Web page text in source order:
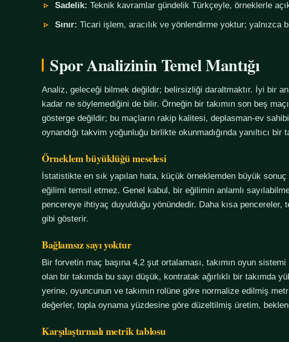
Sadelik: Teknik kavramlar gündelik Türkçeyle, örneklerle
Sınır: Ticari işlem, aracılık ve yönlendirme yoktur; yalnızca
Spor Analizinin Temel Mantığı
Analiz, geleceği bilmek değildir; belirsizliği daraltmaktır. İyi bir
kadar ne söylemediğini de bilir. Örneğin bir takımın son beş
gösterge değildir; bu maçların rakip kalitesi, deplasman-ev sahibi
oynandığı takvim yoğunluğu birlikte okunmadığında yanıltıcı bir
Örneklem büyüklüğü meselesi
İstatistikte en sık yapılan hata, küçük örneklemden büyük
eğilimi temsil etmez. Genel kabul, bir eğilimin anlamlı
pencereye ihtiyaç duyulduğu yönündedir. Daha kısa pencereler,
gibi gösterir.
Bağlamsız sayı yoktur
Bir forvetin maç başına 4,2 şut ortalaması, takımın oyun
olan bir takımda bu sayı düşük, kontratak ağırlıklı bir takımda
yerine, oyuncunun ve takımın rolüne göre normalize edilmiş
değerler, topla oynama yüzdesine göre düzeltilmiş üretim,
Karşılaştırmalı metrik tablosu